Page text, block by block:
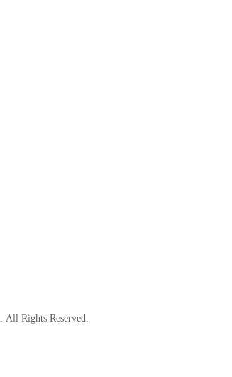
. All Rights Reserved.